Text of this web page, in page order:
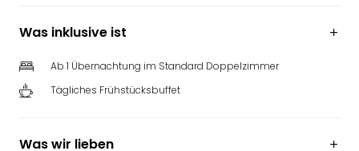
Was inklusive ist
Ab 1 Übernachtung im Standard Doppelzimmer
Tägliches Frühstücksbuffet
Was wir lieben